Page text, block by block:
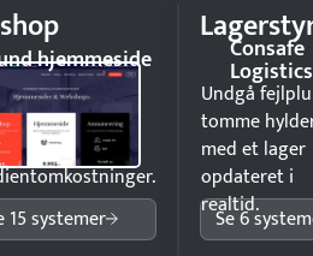
hjemmeside
24/7 til
i hele landet
15 systemer
Consafe
Logistics
Undgå
tomme
med et lager
opdateret i
realtid.
Se 6